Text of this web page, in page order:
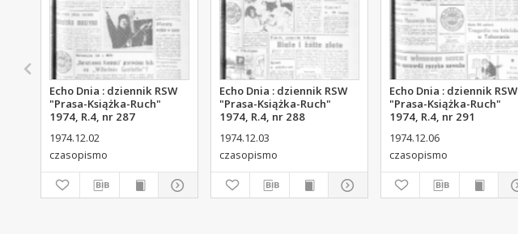
Echo Dnia : dziennik RSW
"Prasa-Książka-Ruch"
1974, R.4, nr 287
1974.12.02
czasopismo
Echo Dnia : dziennik RSW
"Prasa-Książka-Ruch"
1974, R.4, nr 288
1974.12.03
czasopismo
Echo Dnia : dziennik RSW
"Prasa-Książka-Ruch"
1974, R.4, nr 291
1974.12.06
czasopismo